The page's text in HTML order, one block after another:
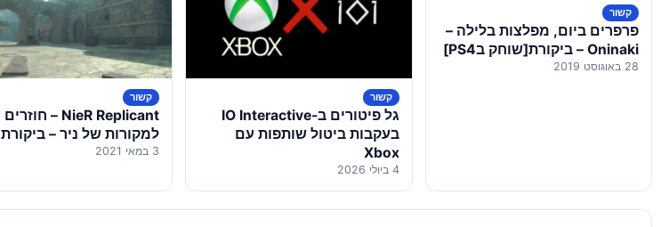
קשור
פרפרים ביום, מפלצות בלילה –
Oninaki – ביקורת[שוחק בPS4]
28 באוגוסט 2019
קשור
גל פיטורים ב-IO Interactive
בעקבות ביטול שותפות עם
Xbox
4 ביולי 2026
קשור
NieR Replicant – חוזרים
למקורות של ניר – ביקורת
3 במאי 2021